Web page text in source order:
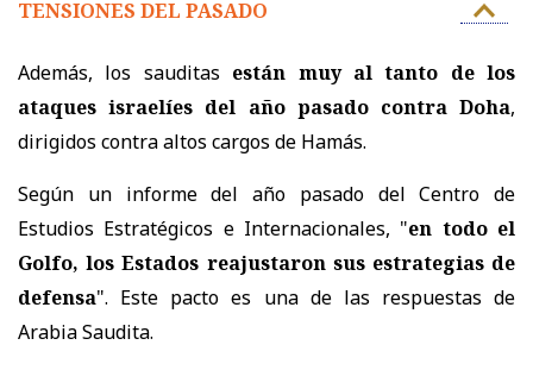
TENSIONES DEL PASADO
Además, los sauditas están muy al tanto de los
ataques israelíes del año pasado contra Doha,
dirigidos contra altos cargos de Hamás.
Según un informe del año pasado del Centro de
Estudios Estratégicos e Internacionales, "en todo el
Golfo, los Estados reajustaron sus estrategias de
defensa". Este pacto es una de las respuestas de
Arabia Saudita.